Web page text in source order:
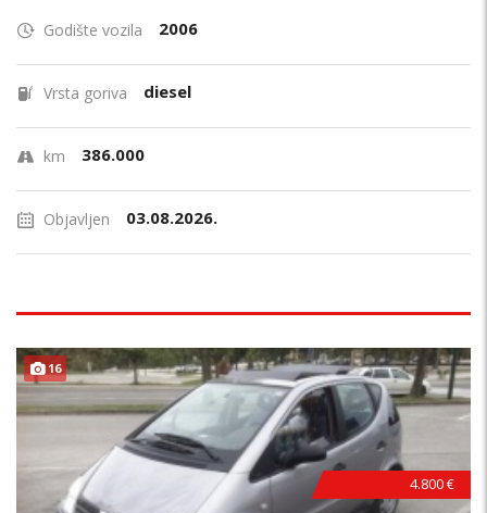
Godište vozila 2006
Vrsta goriva diesel
km 386.000
Objavljen 03.08.2026.
16
4.800 €